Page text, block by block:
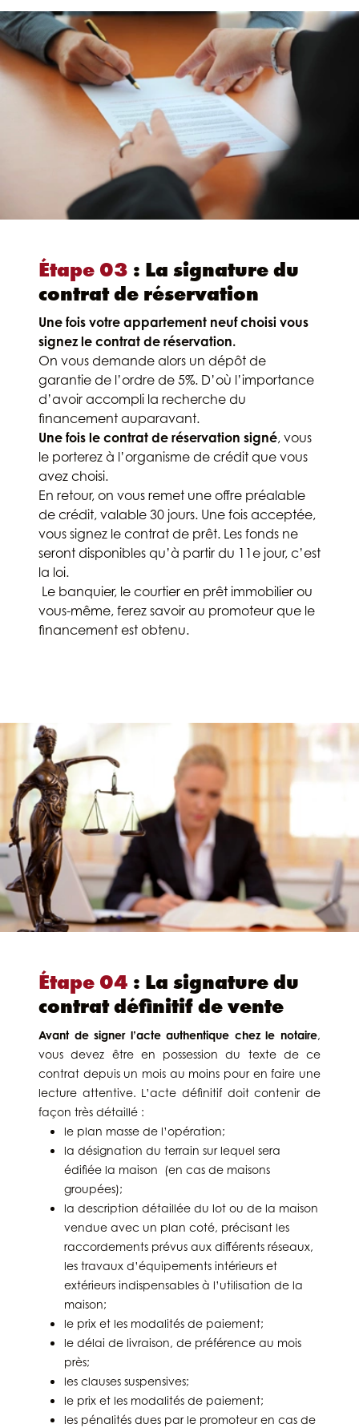
Étape 03 : La signature du
contrat de réservation
Une fois votre appartement neuf choisi vous
signez le contrat de réservation.
On vous demande alors un dépôt de
garantie de l’ordre de 5%. D’où l’importance
d’avoir accompli la recherche du
financement auparavant.
Une fois le contrat de réservation signé, vous
le porterez à l’organisme de crédit que vous
avez choisi.
En retour, on vous remet une offre préalable
de crédit, valable 30 jours. Une fois acceptée,
vous signez le contrat de prêt. Les fonds ne
seront disponibles qu’à partir du 11e jour, c’est
la loi.
Le banquier, le courtier en prêt immobilier ou
vous-même, ferez savoir au promoteur que le
financement est obtenu.
Étape 04 : La signature du
contrat définitif de vente
Avant de signer l’acte authentique chez le notaire,
vous devez être en possession du texte de ce
contrat depuis un mois au moins pour en faire une
lecture attentive. L’acte définitif doit contenir de
façon très détaillé :
le plan masse de l’opération;
la désignation du terrain sur lequel sera
édifiée la maison (en cas de maisons
groupées);
la description détaillée du lot ou de la maison
vendue avec un plan coté, précisant les
raccordements prévus aux différents réseaux,
les travaux d’équipements intérieurs et
extérieurs indispensables à l’utilisation de la
maison;
le prix et les modalités de paiement;
le délai de livraison, de préférence au mois
près;
les clauses suspensives;
le prix et les modalités de paiement;
les pénalités dues par le promoteur en cas de